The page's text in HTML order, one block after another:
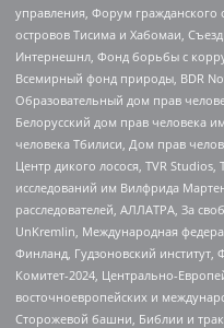
управления, Форум гражданского
островов Тисима и Хабомаи,
Интернешнл, Фонд борьбы с
Всемирный фонд природы, BDR
Образовательный дом прав
Белорусский дом прав человека
человека Тбилиси, Дом прав
Центр дикого лосося, TVR
исследований им Вилфрида
расследователей, АЛЛАТРА, За
UnKremlin, Международная
Финланд, Гудзоновский институт,
Комитет-2024, Центрально-
восточноевропейских и
Сторожевой башни, Библии и